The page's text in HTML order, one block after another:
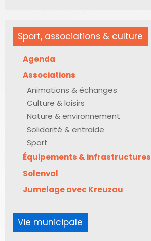
Sport, associations & culture
Agenda
Associations
Animations & échanges
Culture & loisirs
Nature & environnement
Solidarité & entraide
Sport
Équipements & infrastructures
Solenval
Jumelage avec Kreuzau
Vie municipale